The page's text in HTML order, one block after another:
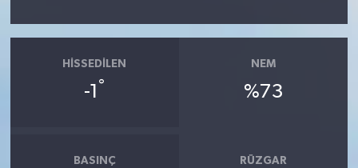
HISSEDILEN
-1 °
NEM
%73
BASINÇ RÜZGAR